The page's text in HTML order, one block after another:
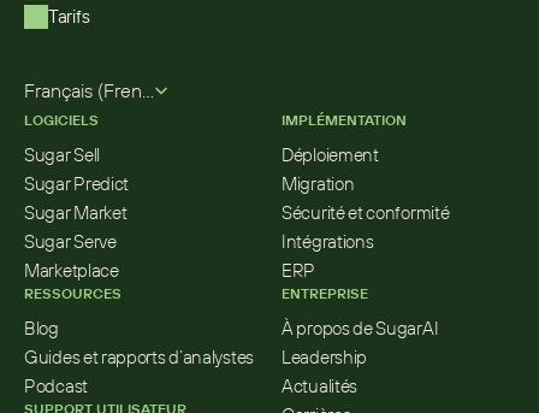
Tarifs
Français (French)
LOGICIELS
Sugar Sell
Sugar Predict
Sugar Market
Sugar Serve
Marketplace
RESSOURCES
Blog
Guides et rapports d’analystes
Podcast
SUPPORT UTILISATEUR
IMPLÉMENTATION
Déploiement
Migration
Sécurité et conformité
Intégrations
ERP
ENTREPRISE
À propos de SugarAI
Leadership
Actualités